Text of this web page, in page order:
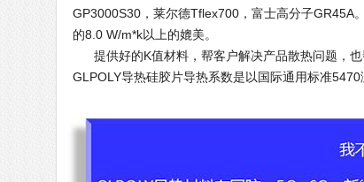
GP3000S30，莱尔德Tflex700，富士高分子GR45A
的8.0 W/m*k以上的媲美。
提供好的K值材料，帮客户解决产品散热问题，也
GLPOLY导热硅胶片导热系数是以国际通用标准